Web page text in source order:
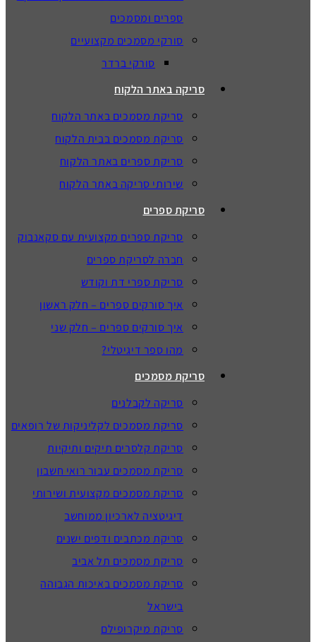
ספרים ומסמכים
סורקי מסמכים מקצועיים
סורקי ברדר
סריקה באתר הלקוח
סריקת מסמכים באתר הלקוח
סריקת מסמכים בבית הלקוח
סריקת ספרים באתר הלקוח
שירותי סריקה באתר הלקוח
סריקת ספרים
סריקת ספרים מקצועית עם סקאנבוק
חברה לסריקת ספרים
סריקת ספרי דת וקודש
איך סורקים ספרים – חלק ראשון
איך סורקים ספרים – חלק שני
מהו ספר דיגיטלי?
סריקת מסמכים
סריקה לקבלנים
סריקת מסמכים לקליניקות של רופאים
סריקת קלסרים תיקים ותיקיות
סריקת מסמכים עבור רואי חשבון
סריקת מסמכים מקצועית ושירותי
דיגיטציה לארכיון ממוחשב
סריקת מכתבים ודפים ישנים
סריקת מסמכים תל אביב
סריקת מסמכים באיכות הגבוהה
בישראל
סריקת מיקרופילם